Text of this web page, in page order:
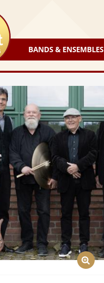
BANDS & ENSEMBLES